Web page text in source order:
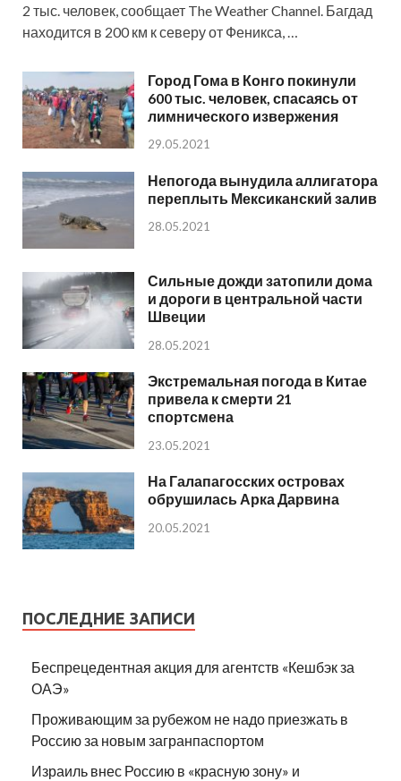
2 тыс. человек, сообщает The Weather Channel. Багдад
находится в 200 км к северу от Феникса, …
Город Гома в Конго покинули
600 тыс. человек, спасаясь от
лимнического извержения
29.05.2021
Непогода вынудила аллигатора
переплыть Мексиканский залив
28.05.2021
Сильные дожди затопили дома
и дороги в центральной части
Швеции
28.05.2021
Экстремальная погода в Китае
привела к смерти 21
спортсмена
23.05.2021
На Галапагосских островах
обрушилась Арка Дарвина
20.05.2021
ПОСЛЕДНИЕ ЗАПИСИ
Беспрецедентная акция для агентств «Кешбэк за
ОАЭ»
Проживающим за рубежом не надо приезжать в
Россию за новым загранпаспортом
Израиль внес Россию в «красную зону» и